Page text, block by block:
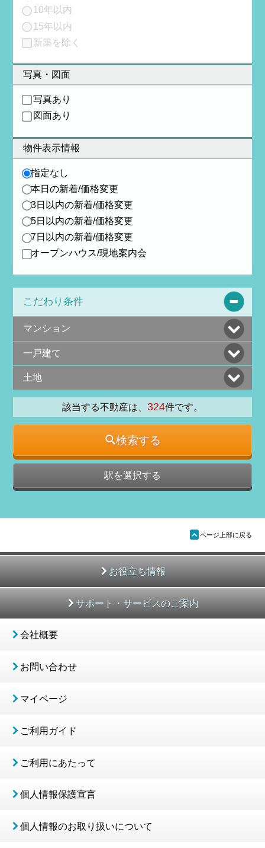
10年以内
15年以内
新築を除く
写真・図面
写真あり
図面あり
物件表示情報
指定なし
本日の新着/価格変更
3日以内の新着/価格変更
5日以内の新着/価格変更
7日以内の新着/価格変更
オープンハウス/現地案内会
こだわり条件
マンション
一戸建て
土地
該当する不動産は、 324件です。
検索する
駅を選択する
ü ページ上部に戻る
お役立ち情報
サポート・サービスのご案内
会社概要
お問い合わせ
マイページ
ご利用ガイド
ご利用にあたって
個人情報保護宣言
個人情報のお取り扱いについて